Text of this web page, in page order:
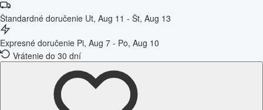
Štandardné doručenie Ut, Aug 11 - Št, Aug 13
Expresné doručenie Pi, Aug 7 - Po, Aug 10
Vrátenie do 30 dní